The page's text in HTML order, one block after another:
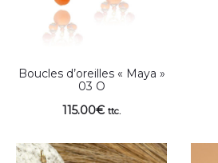
Boucles d’oreilles « Maya »
03 O
115.00€ ttc.